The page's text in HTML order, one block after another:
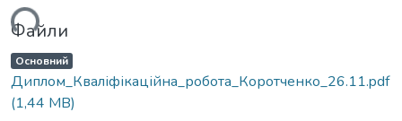
Файли
Основний
Диплом_Кваліфікаційна_робота_Коротченко_26.11.pdf
(1,44 MB)